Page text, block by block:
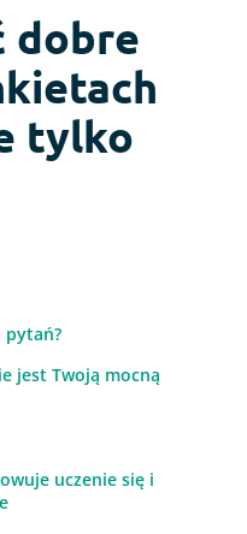
dobre
tylko
pytań?
jest Twoją mocną
uczenie się i